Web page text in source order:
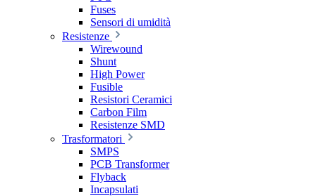
Fuses
Sensori di umidità
Resistenze
Wirewound
Shunt
High Power
Fusible
Resistori Ceramici
Carbon Film
Resistenze SMD
Trasformatori
SMPS
PCB Transformer
Flyback
Incapsulati